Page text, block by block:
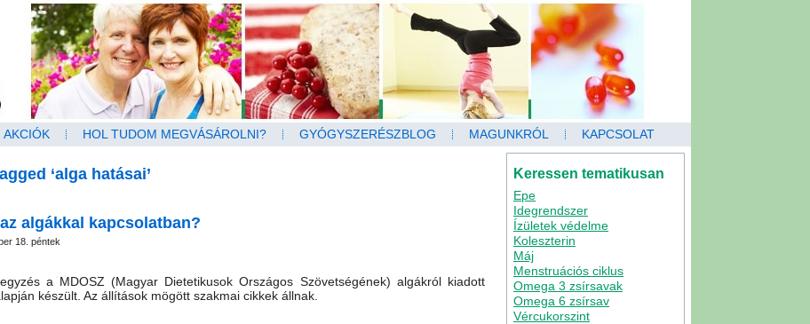
AKCIÓK HOL TUDOM MEGVÁSÁROLNI? GYÓGYSZERÉSZBLOG MAGUNKRÓL KAPCSOLAT
‘alga hatásai’
algákkal kapcsolatban?
18. péntek
a MDOSZ (Magyar Dietetikusok Országos Szövetségének) algákról kiadott
készült. Az állítások mögött szakmai cikkek állnak.
Keressen tematikusan
Epe
Idegrendszer
Ízületek védelme
Koleszterin
Máj
Menstruációs ciklus
Omega 3 zsírsavak
Omega 6 zsírsav
Vércukorszint